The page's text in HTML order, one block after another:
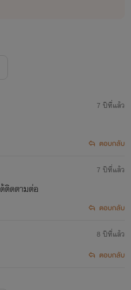
วมือของคุณภพจะติดกลิ่น
ว้าแค่ไม่อยากให้คุณภพต้อง
หว้ามันเน่าเละ ไม่แน่ ข้างใน
อีกไม่นานก็คงย่อยสลาย” สลิล
ครั้งแรก ที่เธอกล้าต่อปากต่อ
งอื้ออึง ระหว่างเขากับผู้หญิง
คยสร่างซา หลังจกานั้นดวง
กคนตัวโต ทว่าเงยหน้ามอง
ยับตัวถอยห่าง และเหยียดปาก
7 ปีที่แล้ว
ตอบกลับ
ติดตามต่อ
7 ปีที่แล้ว
ตอบกลับ
8 ปีที่แล้ว
ตอบกลับ